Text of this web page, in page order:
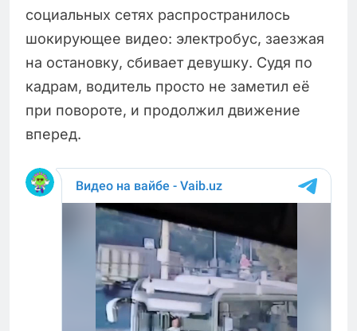
социальных сетях распространилось
шокирующее видео: электробус, заезжая
на остановку, сбивает девушку. Судя по
кадрам, водитель просто не заметил её
при повороте, и продолжил движение
вперед.